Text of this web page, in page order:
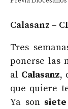
Calasanz –
Tres
ponerse las
al Calasanz,
que quiere
Ya son